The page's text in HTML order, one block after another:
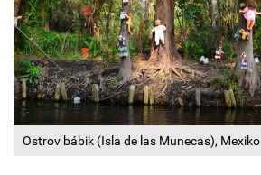
Ostrov bábik (Isla de las Munecas), Mexiko